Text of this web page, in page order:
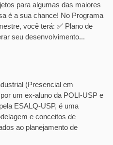
para algumas das maiores
é a sua chance! No Programa
você terá: ✅ Plano de
seu desenvolvimento...
(Presencial em
um ex-aluno da POLI-USP e
ESALQ-USP, é uma
e conceitos de
ao planejamento de